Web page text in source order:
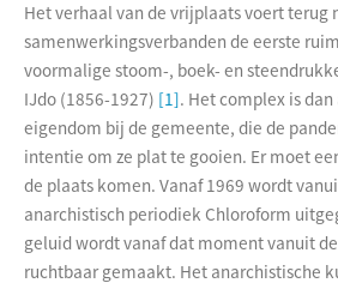
Het verhaal van de vrijplaats voert terug
samenwerkingsverbanden de eerste
voormalige stoom-, boek- en
IJdo (1856-1927) [1]. Het complex is
eigendom bij de gemeente, die de
intentie om ze plat te gooien. Er moet
de plaats komen. Vanaf 1969 wordt
anarchistisch periodiek Chloroform
geluid wordt vanaf dat moment vanuit
ruchtbaar gemaakt. Het anarchistische